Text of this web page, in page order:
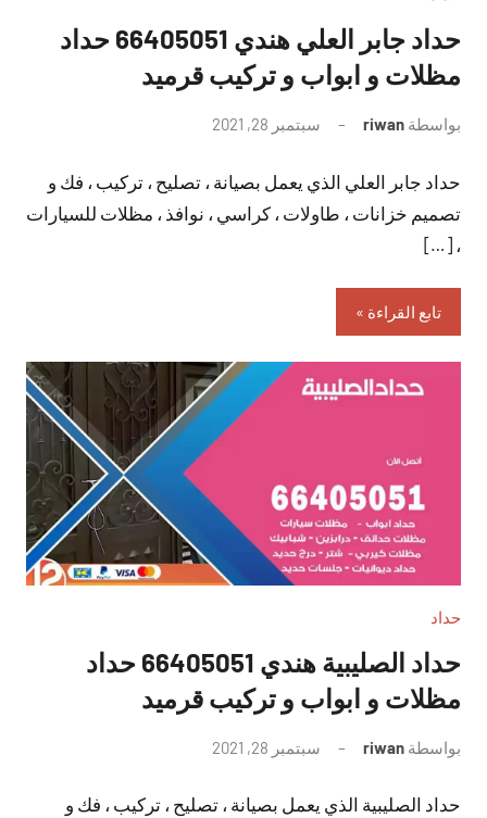
حداد جابر العلي هندي 66405051 حداد
مظلات و ابواب و تركيب قرميد
بواسطة riwan سبتمبر 28, 2021
تعليقات
حداد جابر العلي الذي يعمل بصيانة ، تصليح ، تركيب ، فك و
تصميم خزانات ، طاولات ، كراسي ، نوافذ ، مظلات للسيارات
، […]
تابع القراءة
حداد
حداد الصليبية هندي 66405051 حداد
مظلات و ابواب و تركيب قرميد
بواسطة riwan سبتمبر 28, 2021
تعليقات
حداد الصليبية الذي يعمل بصيانة ، تصليح ، تركيب ، فك و